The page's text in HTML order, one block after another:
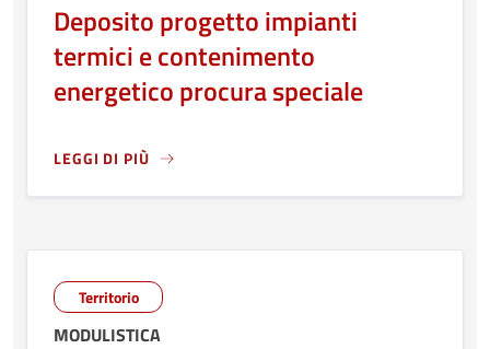
Deposito progetto impianti
termici e contenimento
energetico procura speciale
LEGGI DI PIÙ
LEGGI ANCORA RIGUARDO A: DEPOSITO PROGETTO
Territorio
MODULISTICA